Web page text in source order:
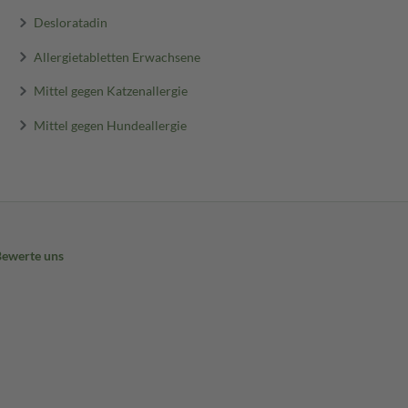
Desloratadin
Allergietabletten Erwachsene
Mittel gegen Katzenallergie
Mittel gegen Hundeallergie
uns